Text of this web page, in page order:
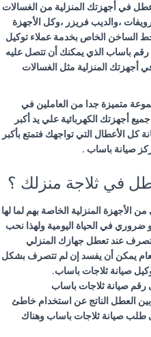
عطل في أجهزتك المنزلية من الغسالات
،والديب فريزر ،وكل الأجهزة
الساخن الخاص بخدمة عملاء توكيل
باساب الذي يمكنك أن تتصل عليه
أجهزتك المنزلية مثل الغسالات
متميزة جدا من العاملين في
أجهزتك الكهربائية علي يد أكبر
كل الأعطال التي تواجهك فتمتع بأكبر
صيانة باساب .
في ثلاجة منزلك ؟
المنزلية الخاصة بهم لما لها
في الحياة اليومية ولهذا نحب
عند تعطل جهازك المنزلي
يمكن أن يفسد إن لم تتصرف بشكل
صيانة ثلاجات باساب.
رقم صيانة ثلاجات باساب
العطل الناتج عن استخدام خاطئ
طلب صيانة ثلاجات باساب وهناك